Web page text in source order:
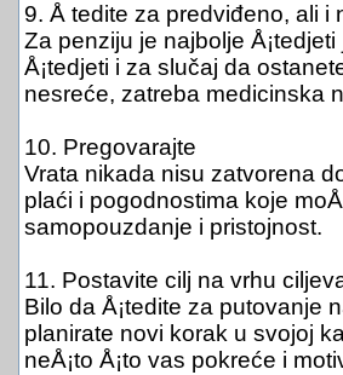
9. Å tedite za predviđeno, ali i
Za penziju je najbolje
Å¡tedjeti i za slučaj da
nesreće, zatreba medicinska
10. Pregovarajte
Vrata nikada nisu zatvorena
plaći i pogodnostima koje
samopouzdanje i pristojnost.
11. Postavite cilj na vrhu
Bilo da Å¡tedite za putovanje
planirate novi korak u svojoj
neÅ¡to Å¡to vas pokreće i